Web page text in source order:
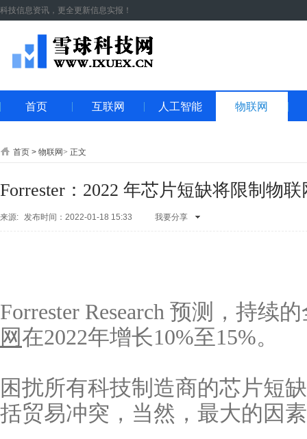
科技信息资讯，更全更新信息实报！
首页 互联网 人工智能 物联网
首页 > 物联网> 正文
Forrester：2022 年芯片短缺将限制物
来源: 发布时间：2022-01-18 15:33
我要分享
Forrester Research 预测，持续
网 在2022年增长10%至15%。
困扰所有科技制造商的芯片短
括贸易冲突，当然，最大的因